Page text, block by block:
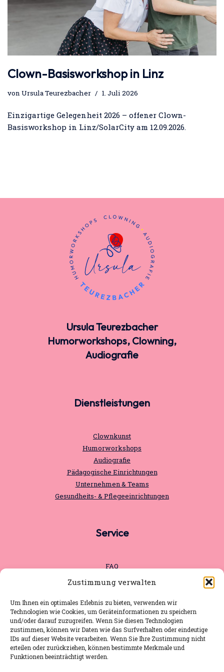
Zustimmung verwalten
Um Ihnen ein optimales Erlebnis zu bieten, verwenden wir
Technologien wie Cookies, um Geräteinformationen zu speichern
und/oder darauf zuzugreifen. Wenn Sie diesen Technologien
zustimmen, können wir Daten wie das Surfverhalten oder eindeutige
IDs auf dieser Website verarbeiten. Wenn Sie Ihre Zustimmung nicht
erteilen oder zurückziehen, können bestimmte Merkmale und
Funktionen beeinträchtigt werden.
Clown-Basisworkshop in Linz
vonUrsula Teurezbacher 1. Juli 2026
Einzigartige Gelegenheit 2026 – offener Clown-
Basisworkshop in Linz/SolarCity am 12.09.2026.
Ursula Teurezbacher
Humorworkshops, Clowning,
Audiografie
Dienstleistungen
Clownkunst
Humorworkshops
Audiografie
Pädagogische Einrichtungen
Unternehmen & Teams
Gesundheits- & Pflegeeinrichtungen
Service
FAQ
Impressum
Datenschutz
Kennenlernen